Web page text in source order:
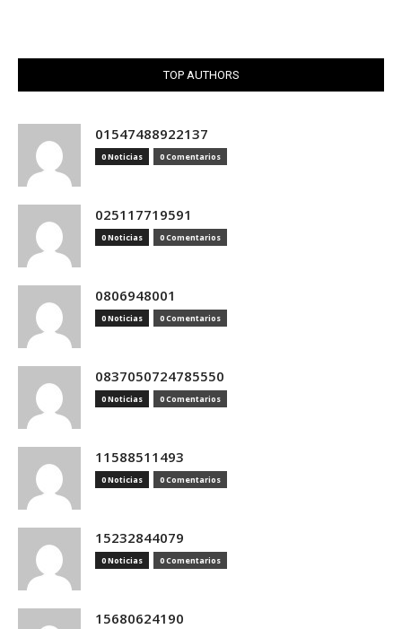
TOP AUTHORS
01547488922137
0 Noticias 0 Comentarios
025117719591
0 Noticias 0 Comentarios
0806948001
0 Noticias 0 Comentarios
0837050724785550
0 Noticias 0 Comentarios
11588511493
0 Noticias 0 Comentarios
15232844079
0 Noticias 0 Comentarios
15680624190